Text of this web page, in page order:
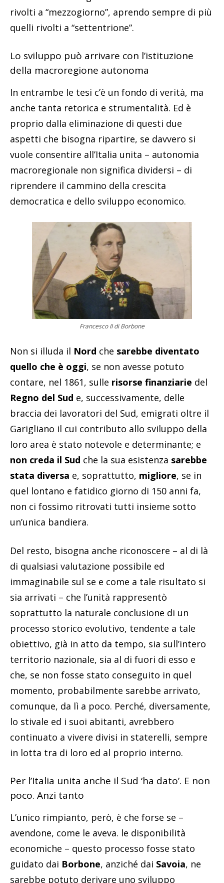
rivolti a “mezzogiorno”, aprendo sempre di più
quelli rivolti a “settentrione”.
Lo sviluppo può arrivare con l’istituzione
della macroregione autonoma
In entrambe le tesi c’è un fondo di verità, ma
anche tanta retorica e strumentalità. Ed è
proprio dalla eliminazione di questi due
aspetti che bisogna ripartire, se davvero si
vuole consentire all’Italia unita – autonomia
macroregionale non significa dividersi – di
riprendere il cammino della crescita
democratica e dello sviluppo economico.
Francesco II di Borbone
Non si illuda il Nord che sarebbe diventato
quello che è oggi, se non avesse potuto
contare, nel 1861, sulle risorse finanziarie del
Regno del Sud e, successivamente, delle
braccia dei lavoratori del Sud, emigrati oltre il
Garigliano il cui contributo allo sviluppo della
loro area è stato notevole e determinante; e
non creda il Sud che la sua esistenza sarebbe
stata diversa e, soprattutto, migliore, se in
quel lontano e fatidico giorno di 150 anni fa,
non ci fossimo ritrovati tutti insieme sotto
un’unica bandiera.
Del resto, bisogna anche riconoscere – al di là
di qualsiasi valutazione possibile ed
immaginabile sul se e come a tale risultato si
sia arrivati – che l’unità rappresentò
soprattutto la naturale conclusione di un
processo storico evolutivo, tendente a tale
obiettivo, già in atto da tempo, sia sull’intero
territorio nazionale, sia al di fuori di esso e
che, se non fosse stato conseguito in quel
momento, probabilmente sarebbe arrivato,
comunque, da lì a poco. Perché, diversamente,
lo stivale ed i suoi abitanti, avrebbero
continuato a vivere divisi in staterelli, sempre
in lotta tra di loro ed al proprio interno.
Per l’Italia unita anche il Sud ‘ha dato’. E non
poco. Anzi tanto
L’unico rimpianto, però, è che forse se –
avendone, come le aveva. le disponibilità
economiche – questo processo fosse stato
guidato dai Borbone, anziché dai Savoia, ne
sarebbe potuto derivare uno sviluppo